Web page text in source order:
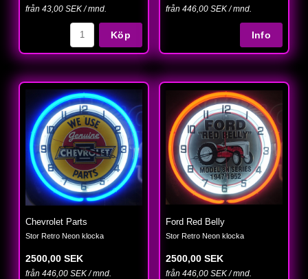
från 43,00 SEK / mnd.
Köp
från 446,00 SEK / mnd.
Chevrolet Parts
Stor Retro Neon klocka
2500,00 SEK
från 446,00 SEK / mnd.
Ford Red Belly
Stor Retro Neon klocka
2500,00 SEK
från 446,00 SEK / mnd.